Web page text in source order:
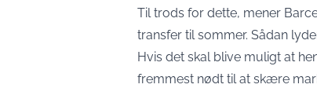
Til trods for dette, mener
transfer til sommer. Sådan
Hvis det skal blive muligt at
fremmest nødt til at skære